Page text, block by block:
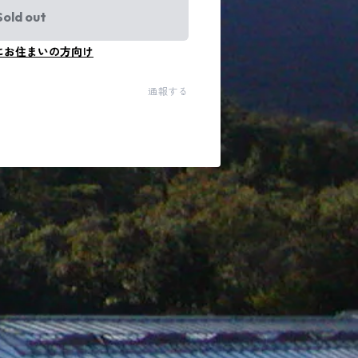
out
お住まいの方向け
通報する